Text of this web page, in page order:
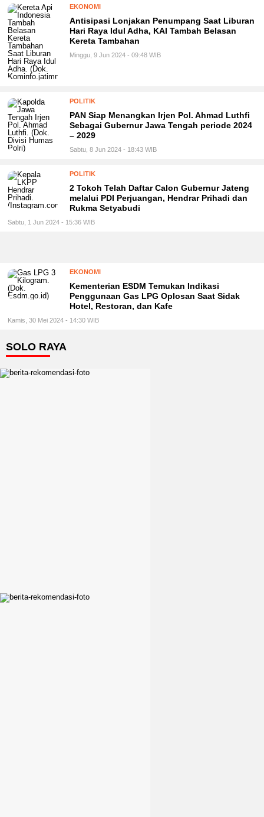
EKONOMI
Antisipasi Lonjakan Penumpang Saat Liburan
Hari Raya Idul Adha, KAI Tambah Belasan
Kereta Tambahan
Minggu, 9 Jun 2024 - 09:48 WIB
POLITIK
PAN Siap Menangkan Irjen Pol. Ahmad Luthfi
Sebagai Gubernur Jawa Tengah periode 2024
– 2029
Sabtu, 8 Jun 2024 - 18:43 WIB
POLITIK
2 Tokoh Telah Daftar Calon Gubernur Jateng
melalui PDI Perjuangan, Hendrar Prihadi dan
Rukma Setyabudi
Sabtu, 1 Jun 2024 - 15:36 WIB
EKONOMI
Kementerian ESDM Temukan Indikasi
Penggunaan Gas LPG Oplosan Saat Sidak
Hotel, Restoran, dan Kafe
Kamis, 30 Mei 2024 - 14:30 WIB
SOLO RAYA